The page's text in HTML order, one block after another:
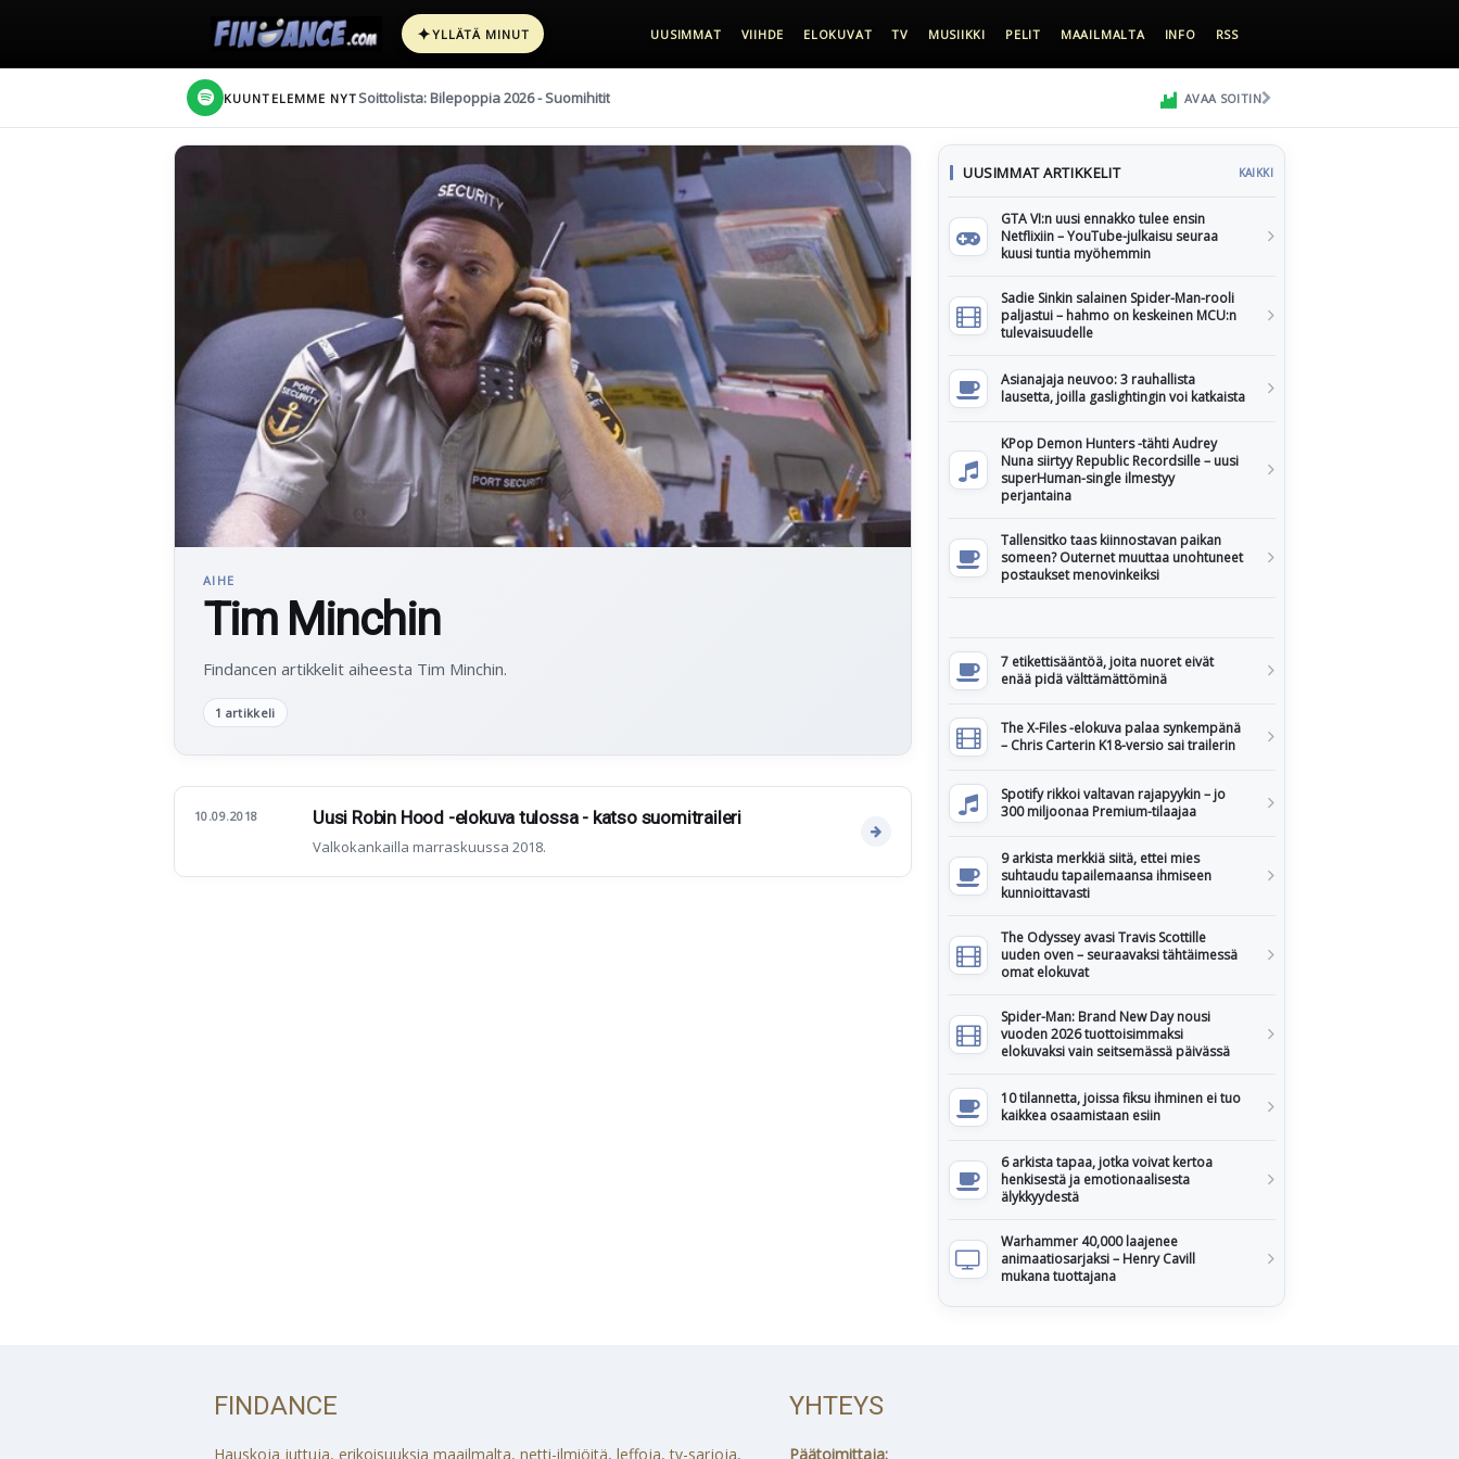
✦YLLÄTÄ MINUT UUSIMMAT VIIHDE ELOKUVAT TV MUSIIKKI PELIT MAAILMALTA INFO RSS
KUUNTELEMME NYT Soittolista: Bilepoppia 2026 - Suomihitit AVAA SOITIN
AIHE
Tim Minchin
Findancen artikkelit aiheesta Tim Minchin.
1 artikkeli
10.09.2018 Uusi Robin Hood -elokuva tulossa - katso suomitraileri
Valkokankailla marraskuussa 2018.
UUSIMMAT ARTIKKELIT KAIKKI
GTA VI:n uusi ennakko tulee ensin
Netflixiin – YouTube-julkaisu seuraa
kuusi tuntia myöhemmin
Sadie Sinkin salainen Spider-Man-rooli
paljastui – hahmo on keskeinen MCU:n
tulevaisuudelle
Asianajaja neuvoo: 3 rauhallista
lausetta, joilla gaslightingin voi katkaista
KPop Demon Hunters -tähti Audrey
Nuna siirtyy Republic Recordsille – uusi
superHuman-single ilmestyy
perjantaina
Tallensitko taas kiinnostavan paikan
someen? Outernet muuttaa unohtuneet
postaukset menovinkeiksi
7 etikettisääntöä, joita nuoret eivät
enää pidä välttämättöminä
The X-Files -elokuva palaa synkempänä
– Chris Carterin K18-versio sai trailerin
Spotify rikkoi valtavan rajapyykin – jo
300 miljoonaa Premium-tilaajaa
9 arkista merkkiä siitä, ettei mies
suhtaudu tapailemaansa ihmiseen
kunnioittavasti
The Odyssey avasi Travis Scottille
uuden oven – seuraavaksi tähtäimessä
omat elokuvat
Spider-Man: Brand New Day nousi
vuoden 2026 tuottoisimmaksi
elokuvaksi vain seitsemässä päivässä
10 tilannetta, joissa fiksu ihminen ei tuo
kaikkea osaamistaan esiin
6 arkista tapaa, jotka voivat kertoa
henkisestä ja emotionaalisesta
älykkyydestä
Warhammer 40,000 laajenee
animaatiosarjaksi – Henry Cavill
mukana tuottajana
FINDANCE
Hauskoja juttuja, erikoisuuksia maailmalta, netti-ilmiöitä, leffoja, tv-sarjoja,
YHTEYS
Päätoimittaja: